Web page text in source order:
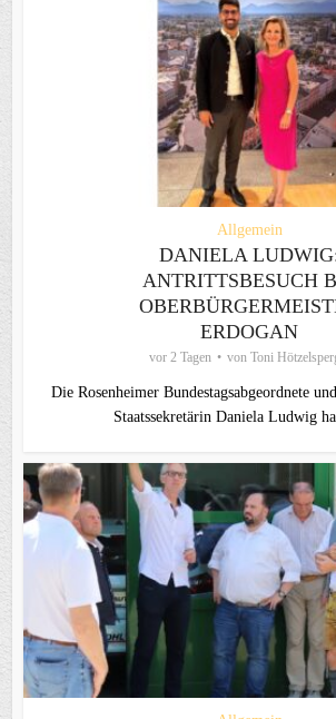
Allgemein
DANIELA
ANTRITTSBESUCH
ERDOGAN
vor 2 Tagen von Toni
Die Rosenheimer Bundestagsabgeordnete
Staatssekretärin Daniela Ludwig